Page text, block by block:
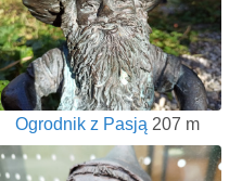
Ogrodnik z Pasją 207 m